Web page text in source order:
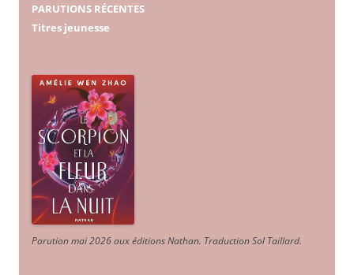
PARUTIONS RÉCENTES
Titres jeunesse
Parution mai 2026 aux éditions Nathan. Traduction Sol Taillard.